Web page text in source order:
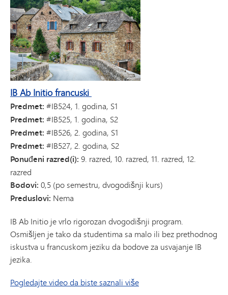
IB Ab Initio francuski
Predmet: #IB524, 1. godina, S1
Predmet: #IB525, 1. godina, S2
Predmet: #IB526, 2. godina, S1
Predmet: #IB527, 2. godina, S2
Ponuđeni razred(i): 9. razred, 10. razred, 11. razred, 12.
razred
Bodovi: 0,5 (po semestru, dvogodišnji kurs)
Preduslovi: Nema
IB Ab Initio je vrlo rigorozan dvogodišnji program.
Osmišljen je tako da studentima sa malo ili bez prethodnog
iskustva u francuskom jeziku da bodove za usvajanje IB
jezika.
Pogledajte video da biste saznali više